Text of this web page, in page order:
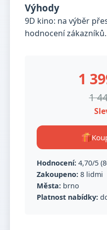
Výhody
9D kino: na výběr
hodnocení
1
1
Hodnocení: 4,70/5
Zakoupeno: 8 lidmi
Města: brno
Platnost nabídky: